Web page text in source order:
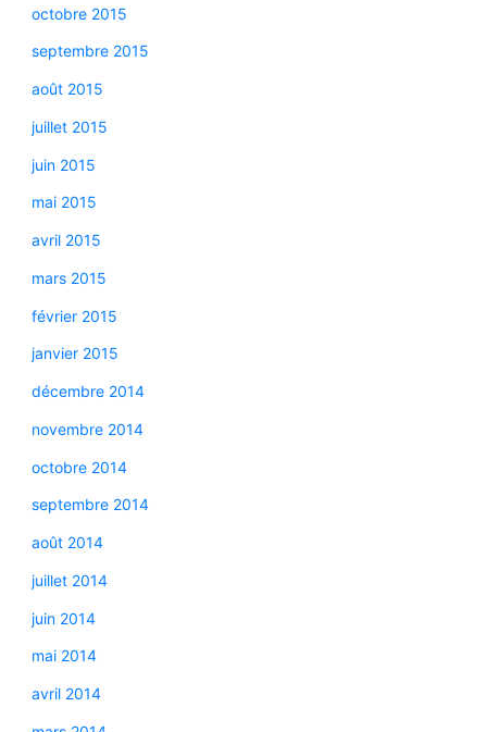
octobre 2015
septembre 2015
août 2015
juillet 2015
juin 2015
mai 2015
avril 2015
mars 2015
février 2015
janvier 2015
décembre 2014
novembre 2014
octobre 2014
septembre 2014
août 2014
juillet 2014
juin 2014
mai 2014
avril 2014